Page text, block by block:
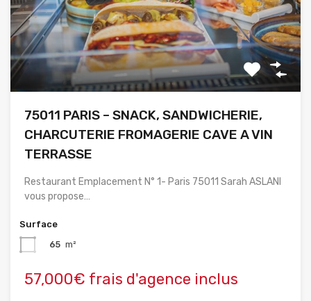
75011 PARIS – SNACK, SANDWICHERIE,
CHARCUTERIE FROMAGERIE CAVE A VIN
TERRASSE
Restaurant Emplacement N° 1- Paris 75011 Sarah ASLANI
vous propose…
Surface
65 m²
57,000€ frais d'agence inclus